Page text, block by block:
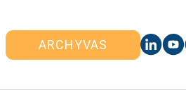
ARCHYVAS